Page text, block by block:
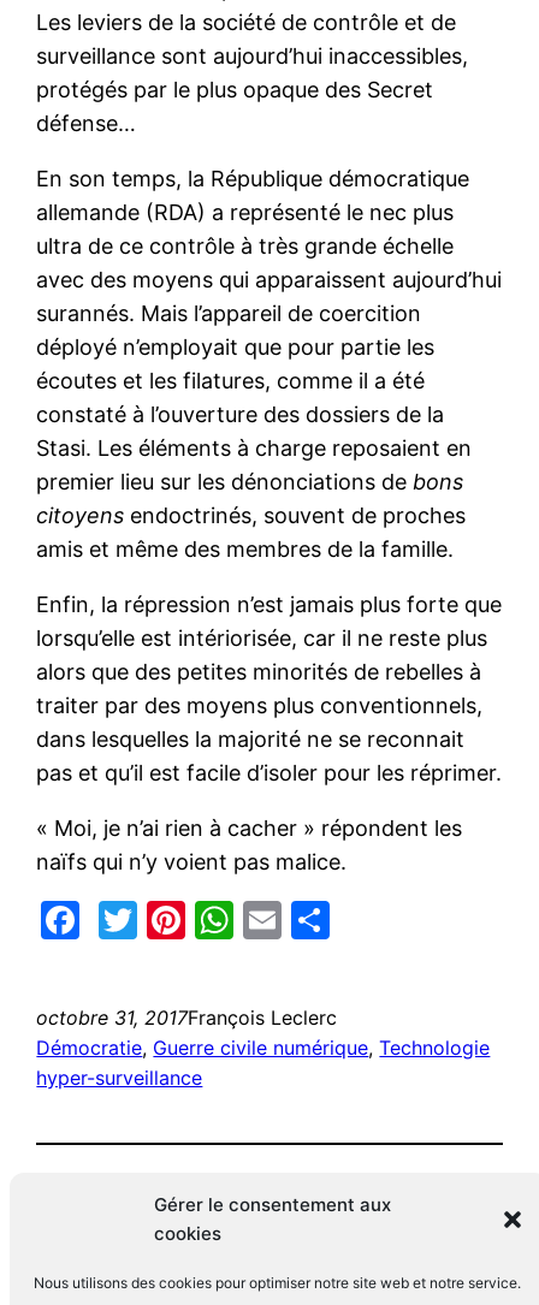
Gérer le consentement aux
cookies
Nous utilisons des cookies pour optimiser notre site web et notre service.
Les leviers de la société de contrôle et de
surveillance sont aujourd’hui inaccessibles,
protégés par le plus opaque des Secret
défense…
En son temps, la République démocratique
allemande (RDA) a représenté le nec plus
ultra de ce contrôle à très grande échelle
avec des moyens qui apparaissent aujourd’hui
surannés. Mais l’appareil de coercition
déployé n’employait que pour partie les
écoutes et les filatures, comme il a été
constaté à l’ouverture des dossiers de la
Stasi. Les éléments à charge reposaient en
premier lieu sur les dénonciations de bons
citoyens endoctrinés, souvent de proches
amis et même des membres de la famille.
Enfin, la répression n’est jamais plus forte que
lorsqu’elle est intériorisée, car il ne reste plus
alors que des petites minorités de rebelles à
traiter par des moyens plus conventionnels,
dans lesquelles la majorité ne se reconnait
pas et qu’il est facile d’isoler pour les réprimer.
« Moi, je n’ai rien à cacher » répondent les
naïfs qui n’y voient pas malice.
Facebook
Twitter
Pinterest
WhatsApp
Email
octobre 31, 2017François Leclerc
Démocratie, Guerre civile numérique, Technologie
hyper-surveillance